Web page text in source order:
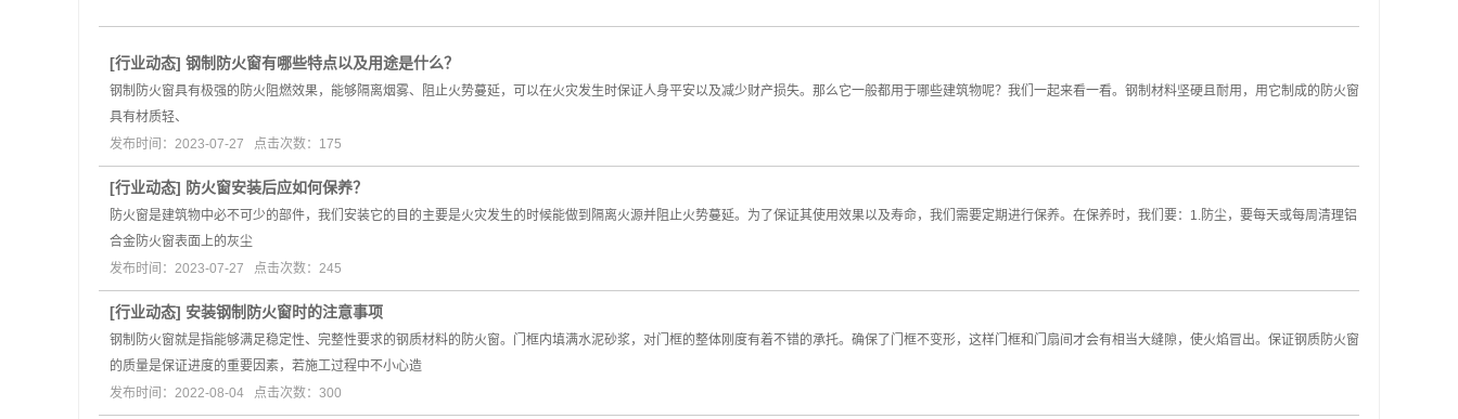
[行业动态] 钢制防火窗有哪些特点以及用途是什么？
钢制防火窗具有极强的防火阻燃效果，能够隔离烟雾、阻止火势蔓延，可以在火灾发生时保证人身平安以及减少财产损失。那么它一般都用于哪些建筑物呢？我们一起来看一看。钢制材料坚硬且耐用，用它制成的防火窗
具有材质轻、
发布时间：2023-07-27 点击次数：175
[行业动态] 防火窗安装后应如何保养？
防火窗是建筑物中必不可少的部件，我们安装它的目的主要是火灾发生的时候能做到隔离火源并阻止火势蔓延。为了保证其使用效果以及寿命，我们需要定期进行保养。在保养时，我们要：1.防尘，要每天或每周清理铝
合金防火窗表面上的灰尘
发布时间：2023-07-27 点击次数：245
[行业动态] 安装钢制防火窗时的注意事项
钢制防火窗就是指能够满足稳定性、完整性要求的钢质材料的防火窗。门框内填满水泥砂浆，对门框的整体刚度有着不错的承托。确保了门框不变形，这样门框和门扇间才会有相当大缝隙，使火焰冒出。保证钢质防火窗
的质量是保证进度的重要因素，若施工过程中不小心造
发布时间：2022-08-04 点击次数：300